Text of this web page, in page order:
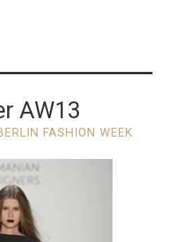
AW13
FASHION WEEK